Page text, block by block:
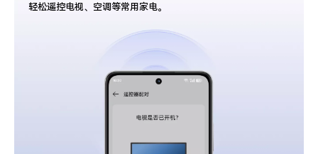
轻松遥控电视、空调等常用家电。